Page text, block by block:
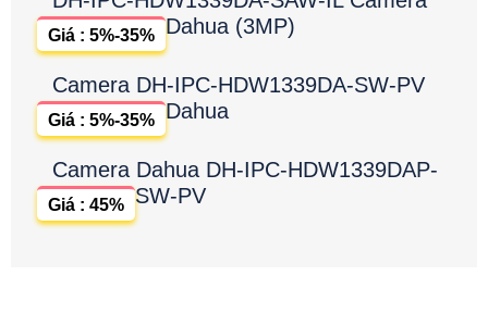
Dahua (3MP)
Giá : 5%-35%
Camera DH-IPC-HDW1339DA-SW-PV
Dahua
Giá : 5%-35%
Camera Dahua DH-IPC-HDW1339DAP-
SW-PV
Giá : 45%